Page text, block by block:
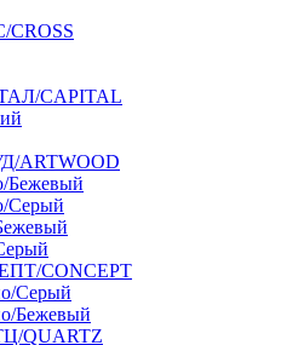
CROSS
CAPITAL
ARTWOOD
Бежевый
Серый
CONCEPT
Серый
Бежевый
QUARTZ